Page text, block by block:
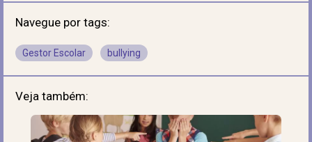
Navegue por tags:
Gestor Escolar bullying
Veja também: